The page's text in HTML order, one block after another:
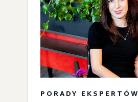
PORADY EKSPERTÓW